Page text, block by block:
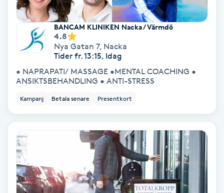
Klippning
Klippning & Slingor
Klippning ungdom
Kostrådgivning
Kroppsinpackning
BANCAM KLINIKEN Nacka / Värmdö
4.8
Nya Gatan 7, Nacka
Tider fr. 13:15, Idag
• NAPRAPATI/ MASSAGE •MENTAL COACHING •
ANSIKTSBEHANDLING • ANTI-STRESS
Kampanj Betala senare Presentkort